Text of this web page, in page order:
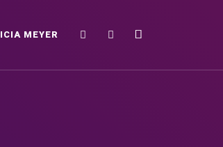
MEYER SearchSidebar